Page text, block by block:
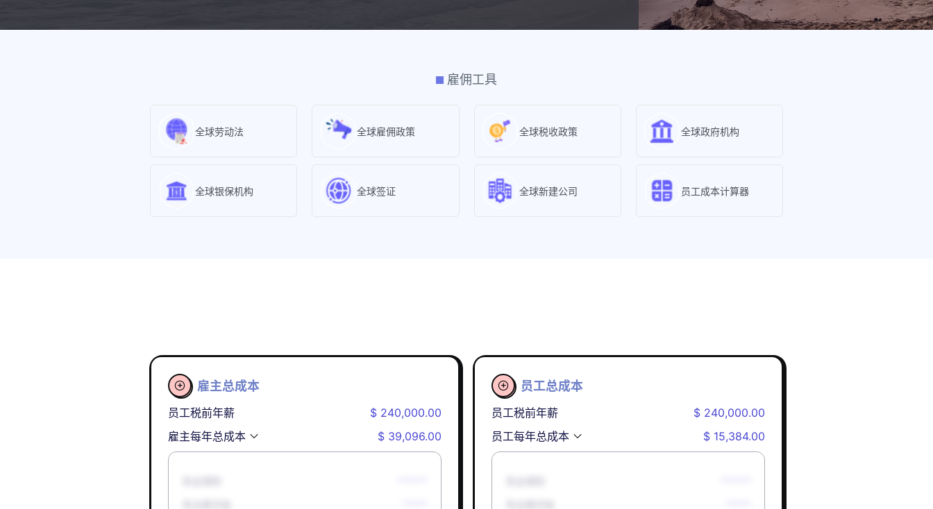
雇佣工具
全球劳动法 全球雇佣政策 全球税收政策 全球政府机构
全球银保机构 全球签证 全球新建公司 员工成本计算器
 雇主总成本
员工税前年薪
$ 240,000.00
雇主每年总成本
$ 39,096.00
 员工总成本
员工税前年薪
$ 240,000.00
员工每年总成本
$ 15,384.00